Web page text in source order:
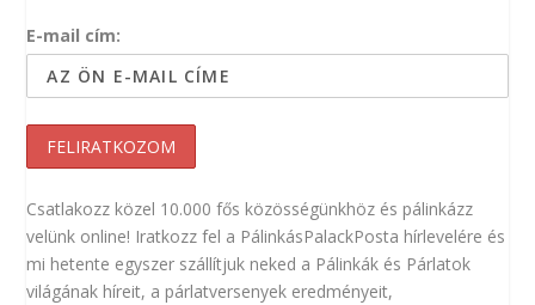
E-mail cím:
Csatlakozz közel 10.000 fős közösségünkhöz és pálinkázz
velünk online! Iratkozz fel a PálinkásPalackPosta hírlevelére és
mi hetente egyszer szállítjuk neked a Pálinkák és Párlatok
világának híreit, a párlatversenyek eredményeit,